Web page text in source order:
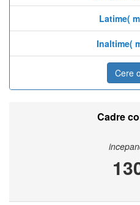
Latime(
Inaltime(
Cere
Cadre